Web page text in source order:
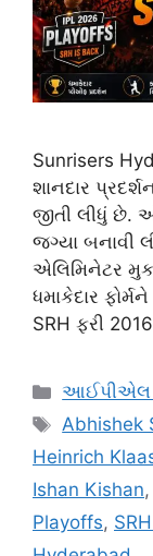
Sunrisers
શાનદાર
જીતી લીધું
જગ્યા બનાવી
એલિમિનેટર
ધમાકેદાર
SRH ફરી
Categories
આઈપીએલ
Tags
Abhishek
Heinrich
Ishan Kishan,
Playoffs,